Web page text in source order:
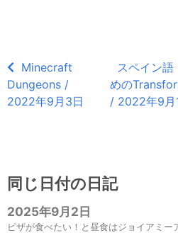
Minecraft
Dungeons /
2022年9月3日
スペイン語
めの
/ 2022年9月
同じ日付の日記
2025年9月2日
ピザが食べたい！と昼食はジョイアミ